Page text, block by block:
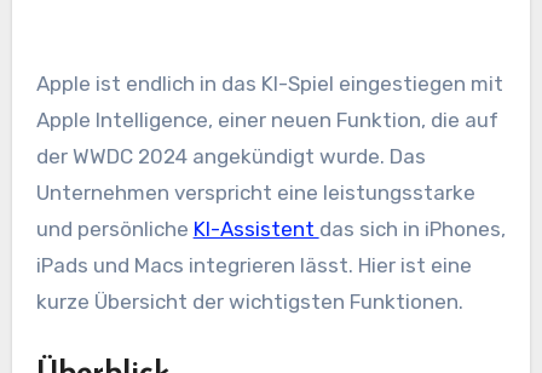
Apple ist endlich in das KI-Spiel eingestiegen mit
Apple Intelligence, einer neuen Funktion, die auf
der WWDC 2024 angekündigt wurde. Das
Unternehmen verspricht eine leistungsstarke
und persönliche KI-Assistent das sich in iPhones,
iPads und Macs integrieren lässt. Hier ist eine
kurze Übersicht der wichtigsten Funktionen.